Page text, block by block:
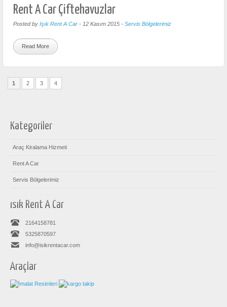
Rent A Car Çiftehavuzlar
Posted by Işık Rent A Car - 12 Kasım 2015 - Servis Bölgelerimiz
Read More
1 2 3 4
Kategoriler
Araç Kiralama Hizmeti
Rent A Car
Servis Bölgelerimiz
ısık Rent A Car
2164158781
5325870597
info@isikrentacar.com
Araçlar